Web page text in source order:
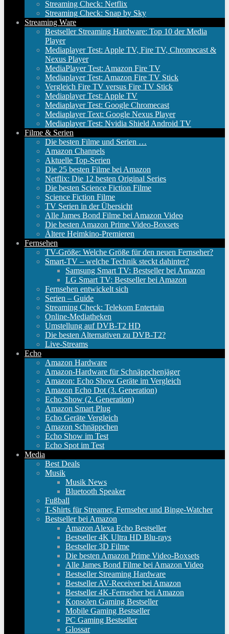
Streaming Check: Netflix
Streaming Check: Snap by Sky
Streaming Ware
Bestseller Streaming Hardware: Top 10 der Media
Player
Mediaplayer Test: Apple TV, Fire TV, Chromecast &
Nexus Player
MediaPlayer Test: Amazon Fire TV
Mediaplayer Test: Amazon Fire TV Stick
Vergleich Fire TV versus Fire TV Stick
Mediaplayer Test: Apple TV
Mediaplayer Test: Google Chromecast
Mediaplayer Text: Google Nexus Player
Mediaplayer Test: Nvidia Shield Android TV
Filme & Serien
Die besten Filme und Serien …
Amazon Channels
Aktuelle Top-Serien
Die 25 besten Filme bei Amazon
Netflix: Die 12 besten Original Series
Die besten Science Fiction Filme
Science Fiction Filme
TV Serien in der Übersicht
Alle James Bond Filme bei Amazon Video
Die besten Amazon Prime Video-Boxsets
Ältere Heimkino-Premieren
Fernsehen
TV-Größe: Welche Größe für den neuen Fernseher?
Smart-TV – welche Technik steckt dahinter?
Samsung Smart TV: Bestseller bei Amazon
LG Smart TV: Bestseller bei Amazon
Fernsehen entwickelt sich
Serien – Guide
Streaming Check: Telekom Entertain
Online-Mediatheken
Umstellung auf DVB-T2 HD
Die besten Alternativen zu DVB-T2?
Live-Streams
Echo
Amazon Hardware
Amazon-Hardware für Schnäppchenjäger
Amazon: Echo Show Geräte im Vergleich
Amazon Echo Dot (3. Generation)
Echo Show (2. Generation)
Amazon Smart Plug
Echo Geräte Vergleich
Amazon Schnäppchen
Echo Show im Test
Echo Spot im Test
Media
Best Deals
Musik
Musik News
Bluetooth Speaker
Fußball
T-Shirts für Streamer, Fernseher und Binge-Watcher
Bestseller bei Amazon
Amazon Alexa Echo Bestseller
Bestseller 4K Ultra HD Blu-rays
Bestseller 3D Filme
Die besten Amazon Prime Video-Boxsets
Alle James Bond Filme bei Amazon Video
Bestseller Streaming Hardware
Bestseller AV-Receiver bei Amazon
Bestseller 4K-Fernseher bei Amazon
Konsolen Gaming Bestseller
Mobile Gaming Bestseller
PC Gaming Bestseller
Glossar